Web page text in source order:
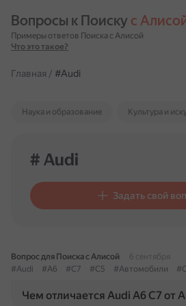
Вопросы к Поиску с
Примеры ответов Поиска с Алисой
Что это такое?
Главная / #Audi
Наука и образование Культура и
# Audi
Задать свой
Вопрос для Поиска с Алисой
6 сентября
#Audi
#A6 #C7 #C5 #Автомобили
Чем отличается Audi A6 C7 от